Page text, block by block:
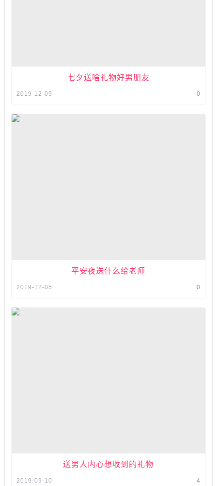
七夕送啥礼物好男朋友
0
2019-12-09
平安夜送什么给老师
0
2019-12-05
送男人内心想收到的礼物
4
2019-09-10